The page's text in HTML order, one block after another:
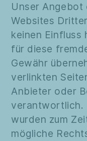
Unser Angebot
Websites
keinen Einfluss
für diese
Gewähr
verlinkten
Anbieter oder
verantwortlich.
wurden zum
mögliche